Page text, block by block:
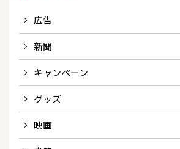
広告
新聞
キャンペーン
グッズ
映画